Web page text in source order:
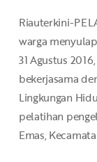
Riauterkini-
warga
31 Agustus
bekerjasama
Lingkungan
pelatihan
Emas,